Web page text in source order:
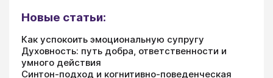
Новые статьи:
Как успокоить эмоциональную супругу
Духовность: путь добра, ответственности и
умного действия
Синтон-подход и когнитивно-поведенческая